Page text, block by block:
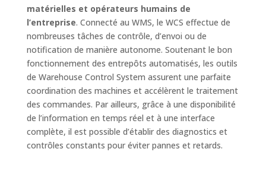
matérielles et opérateurs humains de
l’entreprise. Connecté au WMS, le WCS effectue de
nombreuses tâches de contrôle, d’envoi ou de
notification de manière autonome. Soutenant le bon
fonctionnement des entrepôts automatisés, les outils
de Warehouse Control System assurent une parfaite
coordination des machines et accélèrent le traitement
des commandes. Par ailleurs, grâce à une disponibilité
de l’information en temps réel et à une interface
complète, il est possible d’établir des diagnostics et
contrôles constants pour éviter pannes et retards.